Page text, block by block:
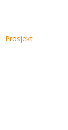
Prosjekt